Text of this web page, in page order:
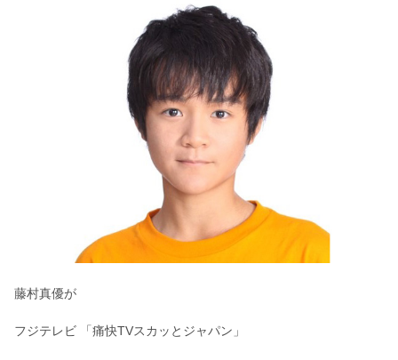
藤村真優が
フジテレビ 「痛快TVスカッとジャパン」